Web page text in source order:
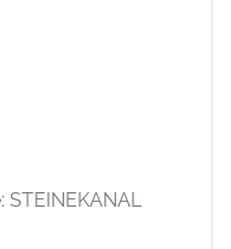
STEINEKANAL